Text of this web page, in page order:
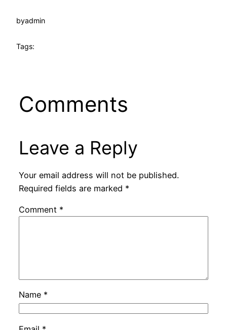
byadmin
Tags:
Comments
Leave a Reply
Your email address will not be published.
Required fields are marked *
Comment *
Name *